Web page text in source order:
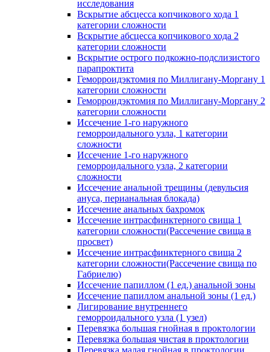
исследования
Вскрытие абсцесса копчикового хода 1
категории сложности
Вскрытие абсцесса копчикового хода 2
категории сложности
Вскрытие острого подкожно-подслизистого
парапроктита
Геморроидэктомия по Миллигану-Моргану 1
категории сложности
Геморроидэктомия по Миллигану-Моргану 2
категории сложности
Иссечение 1-го наружного
геморроидального узла, 1 категории
сложности
Иссечение 1-го наружного
геморроидального узла, 2 категории
сложности
Иссечение анальной трещины (девульсия
ануса, перианальная блокада)
Иссечение анальных бахромок
Иссечение интрасфинктерного свища 1
категории сложности(Рассечение свища в
просвет)
Иссечение интрасфинктерного свища 2
категории сложности(Рассечение свища по
Габриелю)
Иссечение папиллом (1 ед.) анальной зоны
Иссечение папиллом анальной зоны (1 ед.)
Лигирование внутреннего
геморроидального узла (1 узел)
Перевязка большая гнойная в проктологии
Перевязка большая чистая в проктологии
Перевязка малая гнойная в проктологии